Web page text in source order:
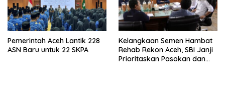
Pemerintah Aceh Lantik 228
ASN Baru untuk 22 SKPA
Kelangkaan Semen Hambat
Rehab Rekon Aceh, SBI Janji
Prioritaskan Pasokan dan